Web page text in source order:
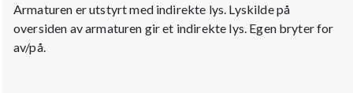
Armaturen er utstyrt med indirekte lys. Lyskilde på
oversiden av armaturen gir et indirekte lys. Egen bryter for
av/på.